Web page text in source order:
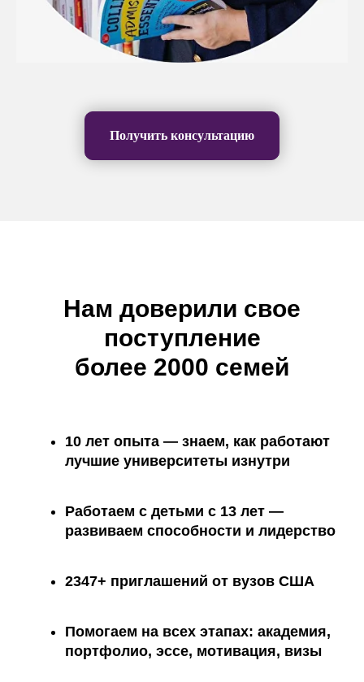
Получить консультацию
Нам доверили свое
поступление
более 2000 семей
10 лет опыта — знаем, как работают
лучшие университеты изнутри
Работаем с детьми с 13 лет —
развиваем способности и лидерство
2347+ приглашений от вузов США
Помогаем на всех этапах: академия,
портфолио, эссе, мотивация, визы